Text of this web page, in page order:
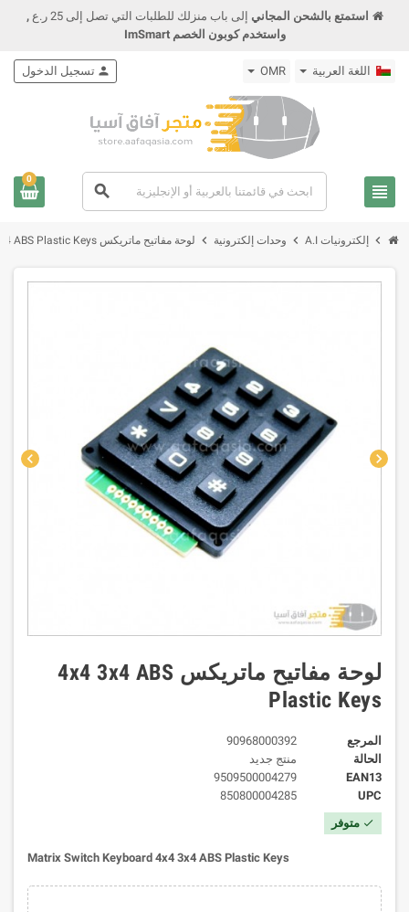
استمتع بالشحن المجاني إلى باب منزلك للطلبات التي تصل إلى 25 ر.ع
,
واستخدم كوبون الخصم ImSmart
اللغة العربية OMR
view_headline
search
person تسجيل الدخول
0
chevron_right إلكترونيات A.I chevron_right وحدات إلكترونية chevron_right لوحة مفاتيح ماتريكس 4x4 3x4 ABS Plastic Keys
chevron_left chevron_right
لوحة مفاتيح ماتريكس 4x4 3x4 ABS
Plastic Keys
المرجع
90968000392
الحالة
منتج جديد
EAN13
9509500004279
UPC
850800004285
check متوفر
Matrix Switch Keyboard 4x4 3x4 ABS Plastic Keys